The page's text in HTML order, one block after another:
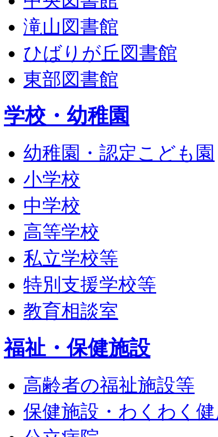
滝山図書館
ひばりが丘図書館
東部図書館
学校・幼稚園
幼稚園・認定こども園
小学校
中学校
高等学校
私立学校等
特別支援学校等
教育相談室
福祉・保健施設
高齢者の福祉施設等
保健施設・わくわく